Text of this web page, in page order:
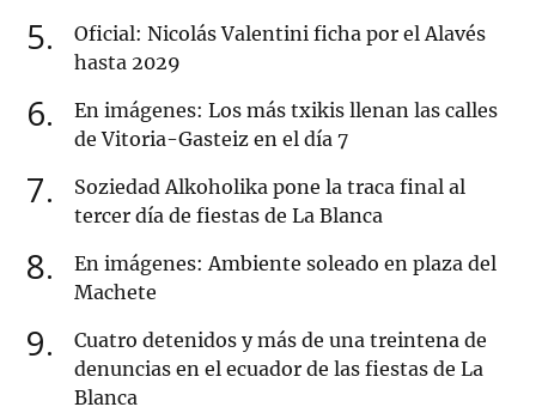
5
Oficial: Nicolás Valentini ficha por el Alavés
hasta 2029
6
En imágenes: Los más txikis llenan las calles
de Vitoria-Gasteiz en el día 7
7
Soziedad Alkoholika pone la traca final al
tercer día de fiestas de La Blanca
8
En imágenes: Ambiente soleado en plaza del
Machete
9
Cuatro detenidos y más de una treintena de
denuncias en el ecuador de las fiestas de La
Blanca